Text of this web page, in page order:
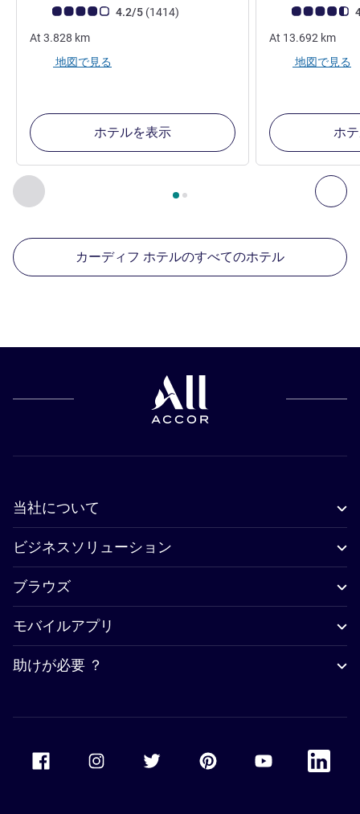
前に戻る - 周辺の他の施設 次
2ページ中 , 周辺の他の施設 1 :, 周辺の他の施設 2
お客さまの声 (確認済みレビュー アコーホテルズ)
4.2/5 (1414件のレビュー
)
At 3.828 km
地図で見る
ホテルを表示
お客さまの声 (
At 13.692 km
地図で見る
ホ
カーディフ ホテルのすべてのホテル
当社について
ビジネスソリューション
ブラウズ
モバイルアプリ
助けが必要 ？
Accor Youtube
Accor